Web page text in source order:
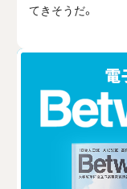
てきそうだ。